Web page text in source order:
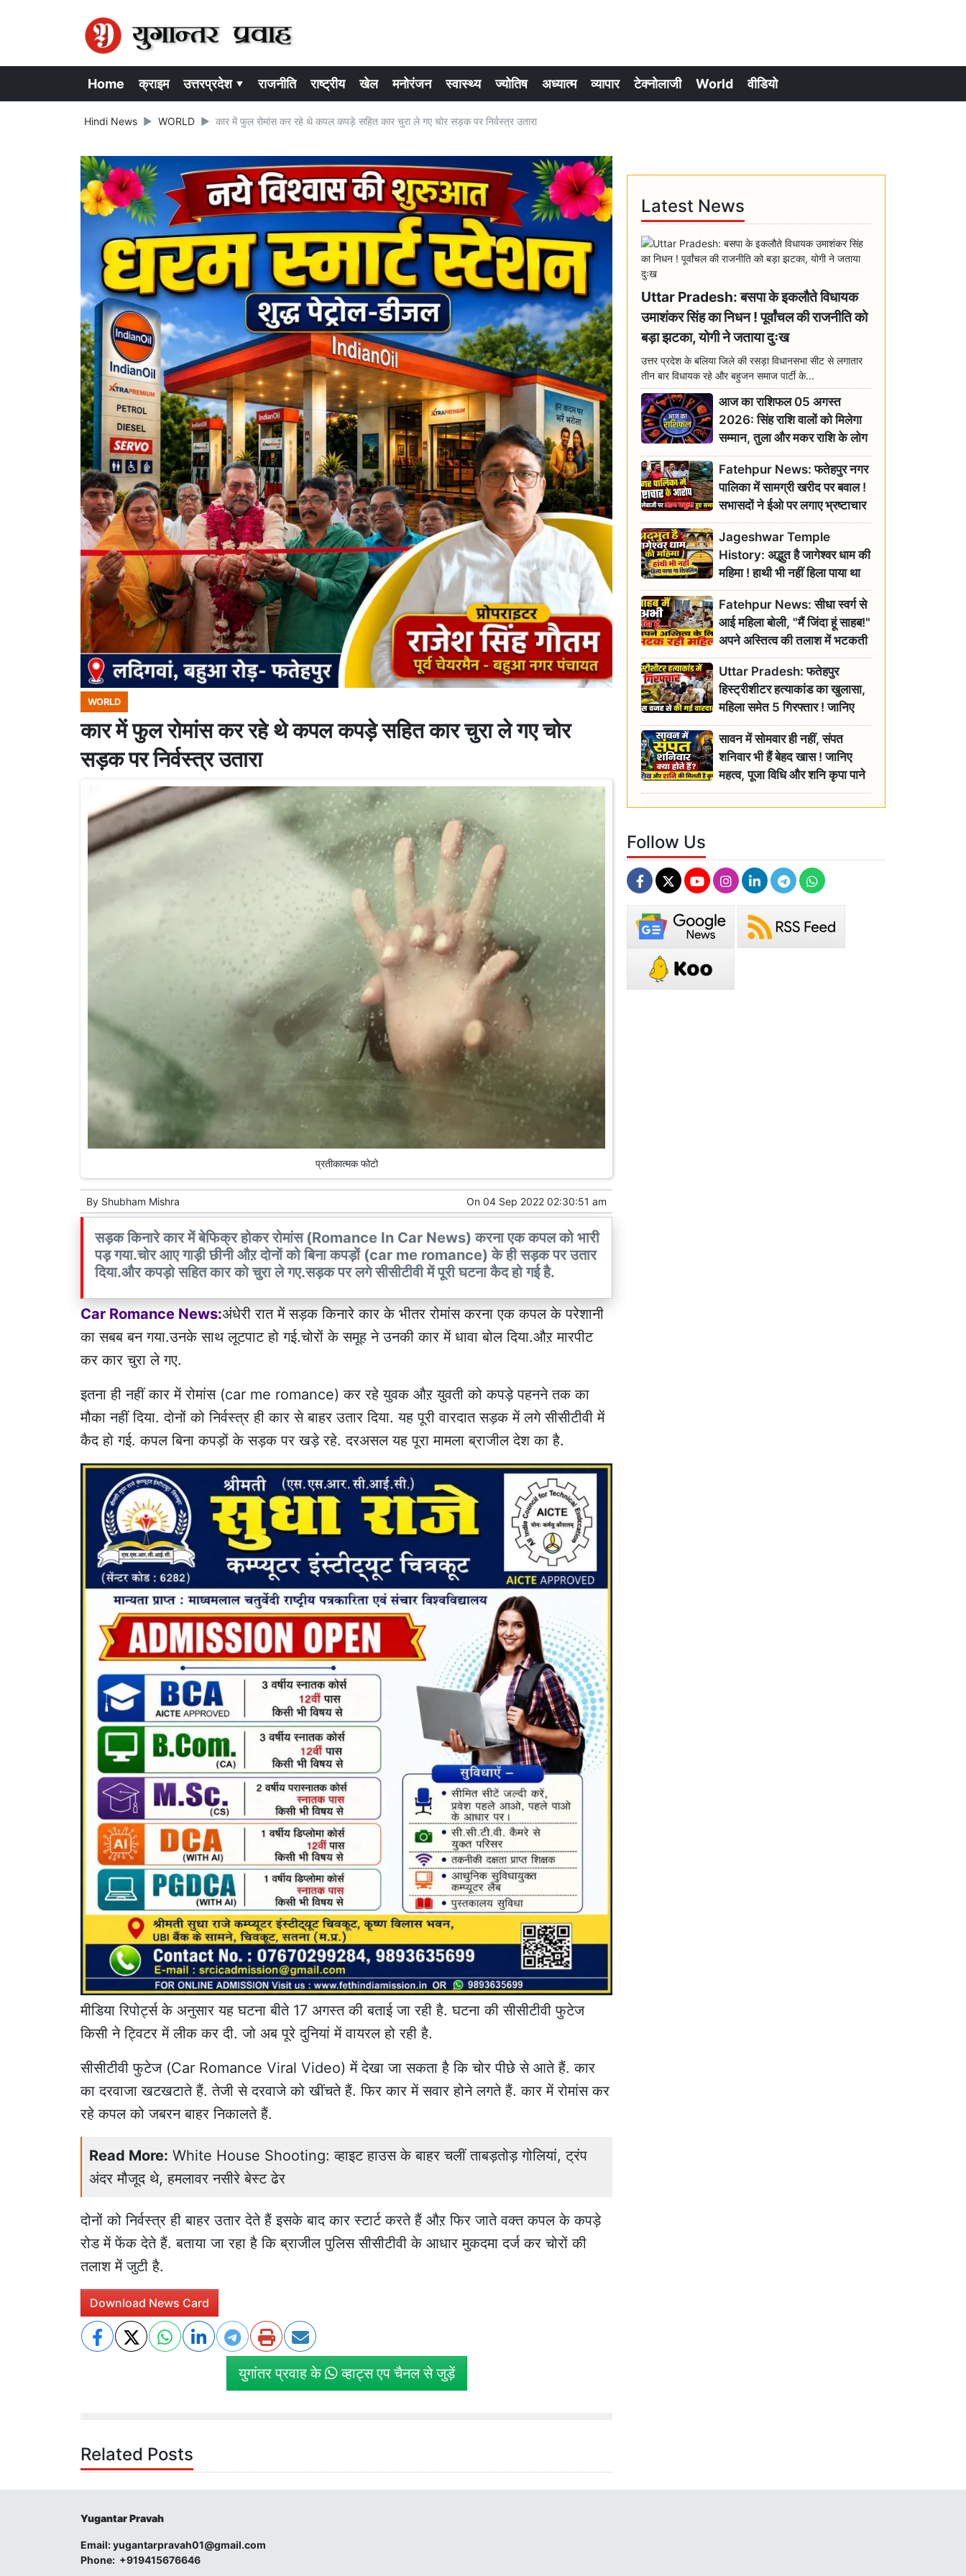
Home क्राइम उत्तरप्रदेश ▾ राजनीति राष्ट्रीय खेल मनोरंजन स्वास्थ्य ज्योतिष अध्यात्म व्यापार टेक्नोलाजी World वीडियो
Hindi News WORLD कार में फुल रोमांस कर रहे थे कपल कपड़े सहित कार चुरा ले गए चोर सड़क पर निर्वस्त्र उतारा
WORLD
कार में फुल रोमांस कर रहे थे कपल कपड़े सहित कार चुरा ले गए चोर
सड़क पर निर्वस्त्र उतारा
प्रतीकात्मक फोटो
By Shubham Mishra On 04 Sep 2022 02:30:51 am
सड़क किनारे कार में बेफिक्र होकर रोमांस (Romance In Car News) करना एक कपल को भारी
पड़ गया.चोर आए गाड़ी छीनी औऱ दोनों को बिना कपड़ों (car me romance) के ही सड़क पर उतार
दिया.और कपड़ो सहित कार को चुरा ले गए.सड़क पर लगे सीसीटीवी में पूरी घटना कैद हो गई है.
Car Romance News:अंधेरी रात में सड़क किनारे कार के भीतर रोमांस करना एक कपल के परेशानी
का सबब बन गया.उनके साथ लूटपाट हो गई.चोरों के समूह ने उनकी कार में धावा बोल दिया.औऱ मारपीट
कर कार चुरा ले गए.
इतना ही नहीं कार में रोमांस (car me romance) कर रहे युवक औऱ युवती को कपड़े पहनने तक का
मौका नहीं दिया. दोनों को निर्वस्त्र ही कार से बाहर उतार दिया. यह पूरी वारदात सड़क में लगे सीसीटीवी में
कैद हो गई. कपल बिना कपड़ों के सड़क पर खड़े रहे. दरअसल यह पूरा मामला ब्राजील देश का है.
मीडिया रिपोर्ट्स के अनुसार यह घटना बीते 17 अगस्त की बताई जा रही है. घटना की सीसीटीवी फुटेज
किसी ने ट्विटर में लीक कर दी. जो अब पूरे दुनियां में वायरल हो रही है.
सीसीटीवी फुटेज (Car Romance Viral Video) में देखा जा सकता है कि चोर पीछे से आते हैं. कार
का दरवाजा खटखटाते हैं. तेजी से दरवाजे को खींचते हैं. फिर कार में सवार होने लगते हैं. कार में रोमांस कर
रहे कपल को जबरन बाहर निकालते हैं.
Read More: White House Shooting: व्हाइट हाउस के बाहर चलीं ताबड़तोड़ गोलियां, ट्रंप
अंदर मौजूद थे, हमलावर नसीरे बेस्ट ढेर
दोनों को निर्वस्त्र ही बाहर उतार देते हैं इसके बाद कार स्टार्ट करते हैं औऱ फिर जाते वक्त कपल के कपड़े
रोड में फेंक देते हैं. बताया जा रहा है कि ब्राजील पुलिस सीसीटीवी के आधार मुकदमा दर्ज कर चोरों की
तलाश में जुटी है.
Download News Card
युगांतर प्रवाह के व्हाट्स एप चैनल से जुड़ें
Related Posts
Latest News
Uttar Pradesh: बसपा के इकलौते विधायक
उमाशंकर सिंह का निधन ! पूर्वांचल की राजनीति को
बड़ा झटका, योगी ने जताया दुःख
उत्तर प्रदेश के बलिया जिले की रसड़ा विधानसभा सीट से लगातार
तीन बार विधायक रहे और बहुजन समाज पार्टी के...
आज का राशिफल 05 अगस्त
2026: सिंह राशि वालों को मिलेगा
सम्मान, तुला और मकर राशि के लोग
रहें सतर्क
Fatehpur News: फतेहपुर नगर
पालिका में सामग्री खरीद पर बवाल !
सभासदों ने ईओ पर लगाए भ्रष्टाचार
के गंभीर आरोप
Jageshwar Temple
History: अद्भुत है जागेश्वर धाम की
महिमा ! हाथी भी नहीं हिला पाया था
शिवलिंग, जानिए क्या है इसका
इतिहास
Fatehpur News: सीधा स्वर्ग से
आई महिला बोली, "मैं जिंदा हूं साहब!"
अपने अस्तित्व की तलाश में भटकती
रही बुजुर्ग, एसडीएम ने दिए जांच के
आदेश
Uttar Pradesh: फतेहपुर
हिस्ट्रीशीटर हत्याकांड का खुलासा,
महिला समेत 5 गिरफ्तार ! जानिए
क्या था कनेक्शन?
सावन में सोमवार ही नहीं, संपत
शनिवार भी हैं बेहद खास ! जानिए
महत्व, पूजा विधि और शनि कृपा पाने
के आसान उपाय
Follow Us
Yugantar Pravah
Email:yugantarpravah01@gmail.com
Phone: +919415676646